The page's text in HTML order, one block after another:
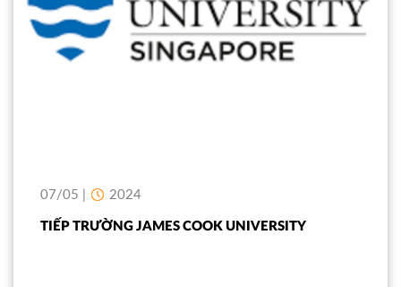
07/05 | 2024
TIẾP TRƯỜNG JAMES COOK UNIVERSITY